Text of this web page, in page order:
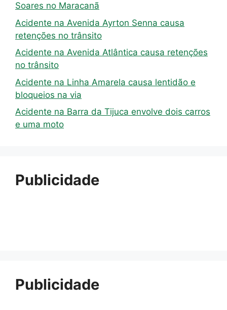
Soares no Maracanã
Acidente na Avenida Ayrton Senna causa
retenções no trânsito
Acidente na Avenida Atlântica causa retenções
no trânsito
Acidente na Linha Amarela causa lentidão e
bloqueios na via
Acidente na Barra da Tijuca envolve dois carros
e uma moto
Publicidade
Publicidade